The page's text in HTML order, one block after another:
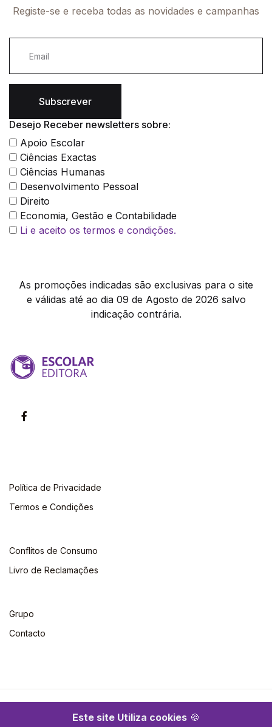
Este site Utiliza cookies 🍪
Registe-se e receba todas as novidades e campanhas
Subscrever
Desejo Receber newsletters sobre:
Apoio Escolar
Ciências Exactas
Ciências Humanas
Desenvolvimento Pessoal
Direito
Economia, Gestão e Contabilidade
Li e aceito os termos e condições.
As promoções indicadas são exclusivas para o site
e válidas até ao dia 09 de Agosto de 2026 salvo
indicação contrária.
Política de Privacidade
Termos e Condições
Conflitos de Consumo
Livro de Reclamações
Grupo
Contacto
©2026 Escolar. Todos os direitos reservados